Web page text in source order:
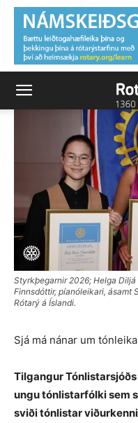
Styrkþegarnir 2026; Helga
Finnsdóttir, píanóleikari, ásamt
Rótarý á Íslandi.
Sjá má nánar um
Tilgangur
ungu tónlistarfólki sem
sviði tónlistar